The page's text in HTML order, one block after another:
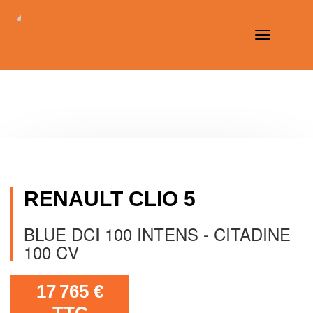
Toggle
RENAULT CLIO 5
BLUE DCI 100 INTENS - CITADINE
100 CV
17 765 €